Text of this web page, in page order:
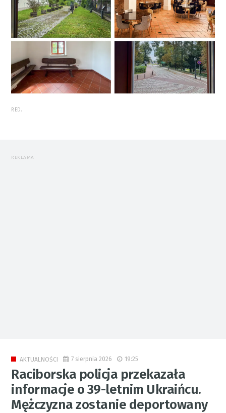
RED.
REKLAMA
AKTUALNOŚCI 7 sierpnia 2026 19:25
Raciborska policja przekazała
informacje o 39-letnim Ukraińcu.
Mężczyzna zostanie deportowany